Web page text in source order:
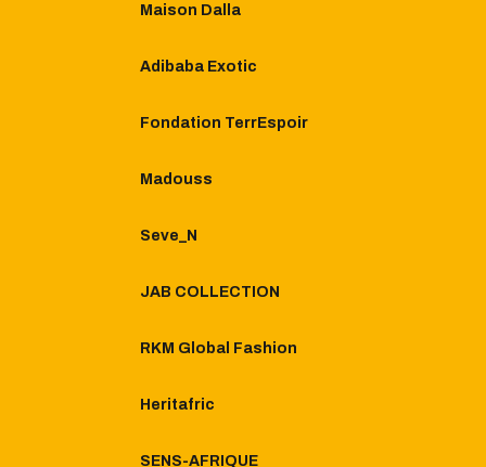
Maison Dalla
Adibaba Exotic
Fondation TerrEspoir
Madouss
Seve_N
JAB COLLECTION
RKM Global Fashion
Heritafric
SENS-AFRIQUE